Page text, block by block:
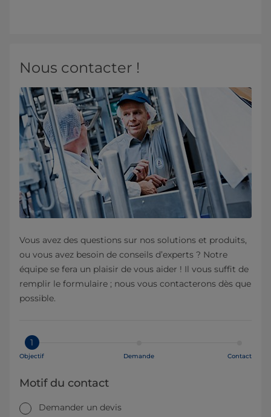
Nous contacter !
Vous avez des questions sur nos solutions et produits,
ou vous avez besoin de conseils d’experts ? Notre
équipe se fera un plaisir de vous aider ! Il vous suffit de
remplir le formulaire ; nous vous contacterons dès que
possible.
1
Objectif Demande Contact
Motif du contact
Demander un devis